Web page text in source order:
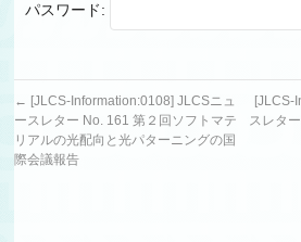
パスワード:
← [JLCS-Information:0108] JLCSニュ
ースレター No. 161 第２回ソフトマテ
リアルの光配向と光パターニングの国
際会議報告
[JLCS-
スレタ